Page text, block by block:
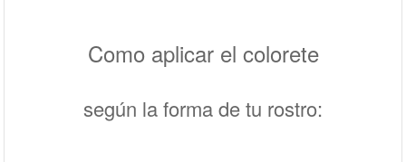
Como aplicar el colorete
según la forma de tu rostro: